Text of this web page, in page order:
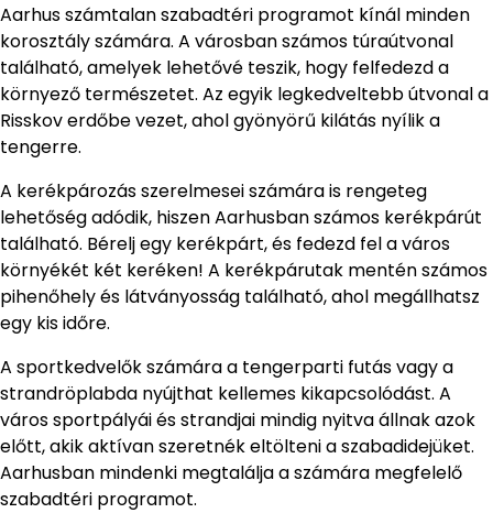
Aarhus számtalan szabadtéri programot kínál minden
korosztály számára. A városban számos túraútvonal
található, amelyek lehetővé teszik, hogy felfedezd a
környező természetet. Az egyik legkedveltebb útvonal a
Risskov erdőbe vezet, ahol gyönyörű kilátás nyílik a
tengerre.
A kerékpározás szerelmesei számára is rengeteg
lehetőség adódik, hiszen Aarhusban számos kerékpárút
található. Bérelj egy kerékpárt, és fedezd fel a város
környékét két keréken! A kerékpárutak mentén számos
pihenőhely és látványosság található, ahol megállhatsz
egy kis időre.
A sportkedvelők számára a tengerparti futás vagy a
strandröplabda nyújthat kellemes kikapcsolódást. A
város sportpályái és strandjai mindig nyitva állnak azok
előtt, akik aktívan szeretnék eltölteni a szabadidejüket.
Aarhusban mindenki megtalálja a számára megfelelő
szabadtéri programot.